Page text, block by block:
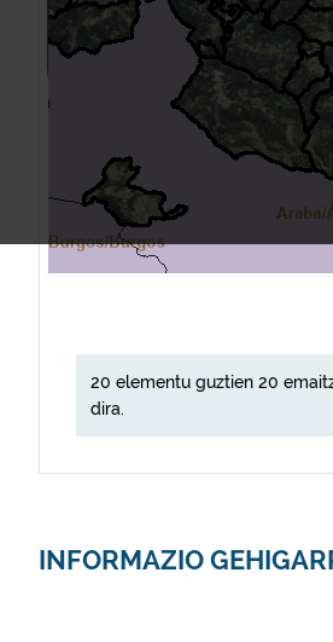
20 elementu guztien 20
dira.
INFORMAZIO